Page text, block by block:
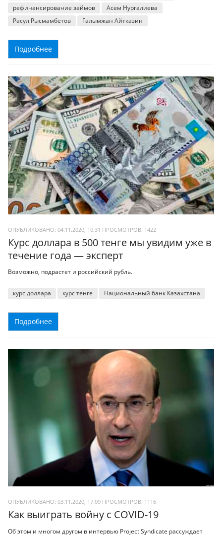
рефинансирование займов
Асем Нургалиева
Расул Рысмамбетов
Галымжан Айтказин
Подробнее
ОПУБЛИКОВАНО: 04.11.2020, 10:31 ПРОСМОТРОВ: 1422
Курс доллара в 500 тенге мы увидим уже в
течение года — эксперт
Возможно, подрастет и российский рубль.
курс доллара курс тенге Национальный банк Казахстана
Подробнее
ОПУБЛИКОВАНО: 03.11.2020, 17:09 ПРОСМОТРОВ: 1116
Как выиграть войну с COVID-19
Об этом и многом другом в интервью Project Syndicate рассуждает